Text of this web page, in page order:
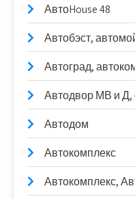
АвтоHouse 48
Автобэст,
Автоград,
Автодвор МВ и Д,
Автодом
Автокомплекс
Автокомплекс,